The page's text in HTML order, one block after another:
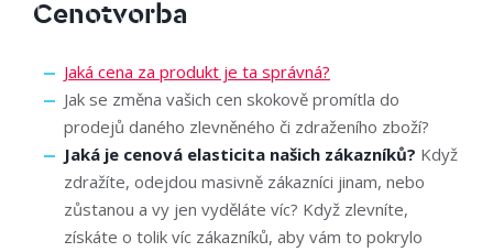
Cenotvorba
Jaká cena za produkt je ta správná?
Jak se změna vašich cen skokově promítla do
prodejů daného zlevněného či zdraženího zboží?
Jaká je cenová elasticita našich zákazníků? Když
zdražíte, odejdou masivně zákazníci jinam, nebo
zůstanou a vy jen vyděláte víc? Když zlevníte,
získáte o tolik víc zákazníků, aby vám to pokrylo